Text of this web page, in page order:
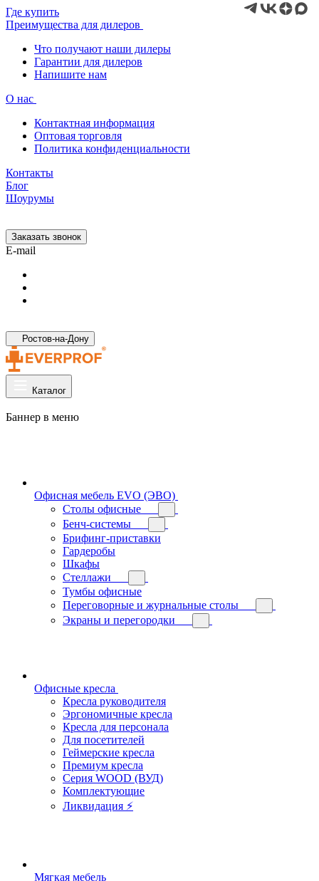
Где купить
Преимущества для дилеров
Что получают наши дилеры
Гарантии для дилеров
Напишите нам
О нас
Контактная информация
Оптовая торговля
Политика конфиденциальности
Контакты
Блог
Шоурумы
Заказать звонок
E-mail
Ростов-на-Дону
Каталог
Баннер в меню
Офисная мебель EVO (ЭВО)
Cтолы офисные
Бенч-системы
Брифинг-приставки
Гардеробы
Шкафы
Стеллажи
Тумбы офисные
Переговорные и журнальные столы
Экраны и перегородки
Офисные кресла
Кресла руководителя
Эргономичные кресла
Кресла для персонала
Для посетителей
Геймерские кресла
Премиум кресла
Серия WOOD (ВУД)
Комплектующие
Ликвидация ⚡
Мягкая мебель